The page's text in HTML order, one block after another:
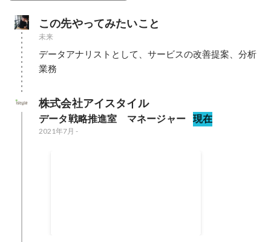
この先やってみたいこと
未来
データアナリストとして、サービスの改善提案、分析
業務
株式会社アイスタイル
データ戦略推進室　マネージャー 現在
2021年7月 -